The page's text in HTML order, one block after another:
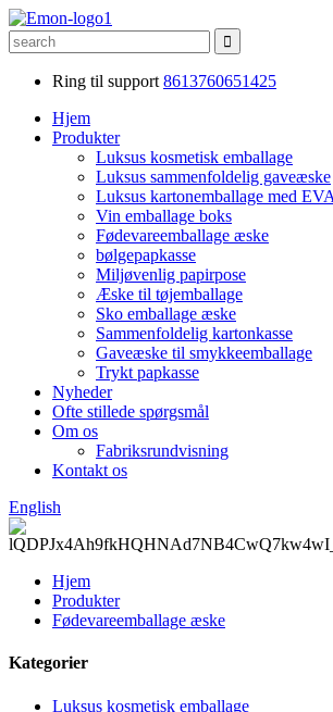
Ring til support 8613760651425
Hjem
Produkter
Luksus kosmetisk emballage
Luksus sammenfoldelig gaveæske
Luksus kartonemballage med
Vin emballage boks
Fødevareemballage æske
bølgepapkasse
Miljøvenlig papirpose
Æske til tøjemballage
Sko emballage æske
Sammenfoldelig kartonkasse
Gaveæske til smykkeemballage
Trykt papkasse
Nyheder
Ofte stillede spørgsmål
Om os
Fabriksrundvisning
Kontakt os
English
Hjem
Produkter
Fødevareemballage æske
Kategorier
Luksus kosmetisk emballage